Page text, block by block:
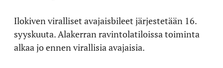
Ilokiven viralliset avajaisbileet järjestetään 16.
syyskuuta. Alakerran ravintolatiloissa toiminta
alkaa jo ennen virallisia avajaisia.